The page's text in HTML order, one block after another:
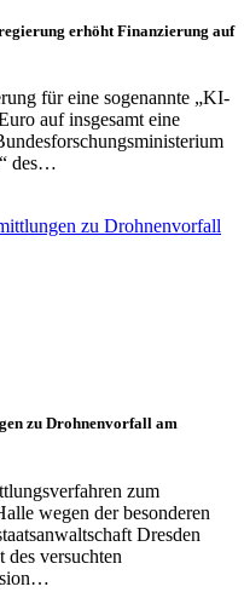
erhöht Finanzierung auf
für eine sogenannte „KI-
auf insgesamt eine
des…
zu Drohnenvorfall am
zum
wegen der besonderen
Dresden
des versuchten